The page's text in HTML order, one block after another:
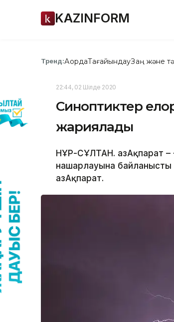
KAZINFORM
Тренд:АқордаТағайындауЗаң және
22:44, 02 Шілде 2020
Синоптиктер
жариялады
НҰР-СҰЛТАН. ҚазАқпарат –
нашарлауына
ҚазАқпарат.